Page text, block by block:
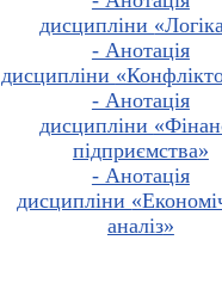
дисципліни
- Анотація
дисципліни
- Анотація
дисципліни
підприємства»
- Анотація
дисципліни
аналіз»